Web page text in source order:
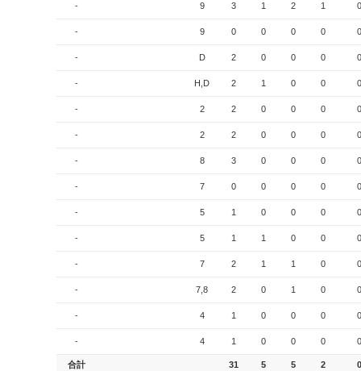
- 9 3 1 2 1 0
- 9 0 0 0 0 0
- D 2 0 0 0 0
- H,D 2 1 0 0 0
- 2 2 0 0 0 0
- 2 2 0 0 0 0
- 8 3 0 0 0 0
- 7 0 0 0 0 0
- 5 1 0 0 0 0
- 5 1 1 0 0 0
- 7 2 1 1 0 0
- 7,8 2 0 1 0 0
- 4 1 0 0 0 0
- 4 1 0 0 0 0
合計 31 5 5 2 0